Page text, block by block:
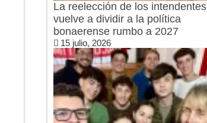
La reelección de los intendentes
vuelve a dividir a la política
bonaerense rumbo a 2027
15 julio, 2026